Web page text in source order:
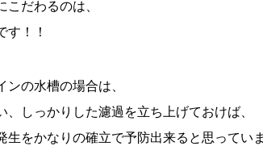
こだわるのは、
す！！
ンの水槽の場合は、
、しっかりした濾過を立ち上げておけば、
生をかなりの確立で予防出来ると思っていま